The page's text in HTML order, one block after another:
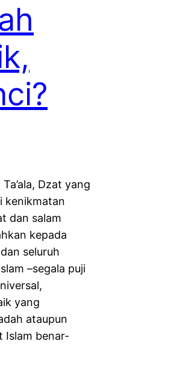
Dzat yang
kenikmatan
dan salam
kepada
seluruh
–segala puji
yang
ataupun
Islam benar-